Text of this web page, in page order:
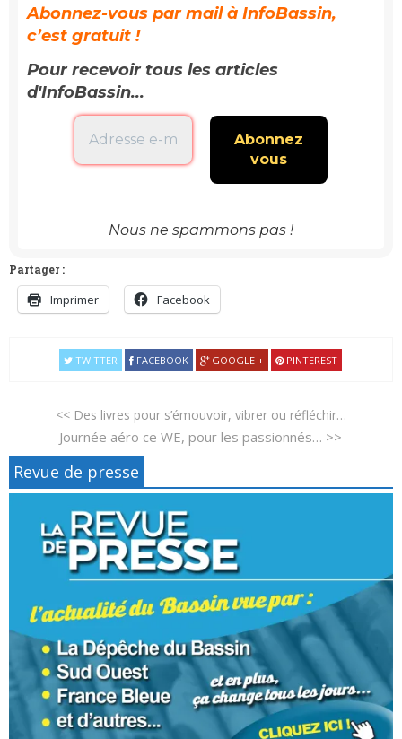
Abonnez-vous par mail à InfoBassin,
c’est gratuit !
Pour recevoir tous les articles
d'InfoBassin...
Nous ne spammons pas !
Partager :
Imprimer Facebook
TWITTER FACEBOOK GOOGLE + PINTEREST
<< Des livres pour s’émouvoir, vibrer ou réfléchir…
Journée aéro ce WE, pour les passionnés… >>
Revue de presse